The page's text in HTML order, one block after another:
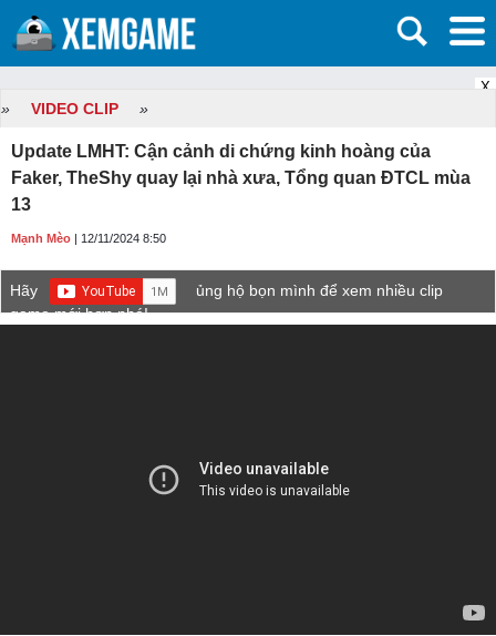
X
» VIDEO CLIP »
Update LMHT: Cận cảnh di chứng kinh hoàng của
Faker, TheShy quay lại nhà xưa, Tổng quan ĐTCL mùa
13
Mạnh Mèo | 12/11/2024 8:50
Hãy
ủng hộ bọn mình để xem nhiều clip
game mới hơn nhé!